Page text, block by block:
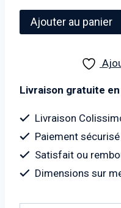
quantité
de
BOURGOGNE
ET
DE
Ajouter au panier
Livraison gratuite
Livraison
Paiement sécurisé
Satisfait ou
Dimensions sur